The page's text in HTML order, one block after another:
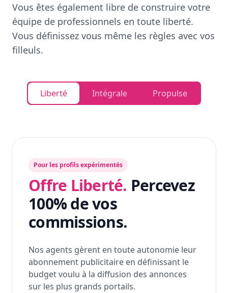
Vous êtes également libre de construire votre
équipe de professionnels en toute liberté.
Vous définissez vous même les règles avec vos
filleuls.
Liberté Intégrale Propulse
Pour les profils expérimentés
Offre Liberté. Percevez
100% de vos
commissions.
Nos agents gèrent en toute autonomie leur
abonnement publicitaire en définissant le
budget voulu à la diffusion des annonces
sur les plus grands portails.